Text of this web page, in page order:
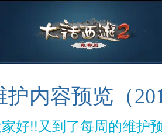
护内容预览（
好!!又到了每周的维护